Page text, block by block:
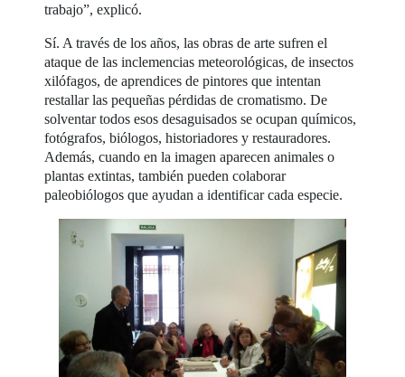
trabajo”, explicó.
Sí. A través de los años, las obras de arte sufren el
ataque de las inclemencias meteorológicas, de insectos
xilófagos, de aprendices de pintores que intentan
restallar las pequeñas pérdidas de cromatismo. De
solventar todos esos desaguisados se ocupan químicos,
fotógrafos, biólogos, historiadores y restauradores.
Además, cuando en la imagen aparecen animales o
plantas extintas, también pueden colaborar
paleobiólogos que ayudan a identificar cada especie.